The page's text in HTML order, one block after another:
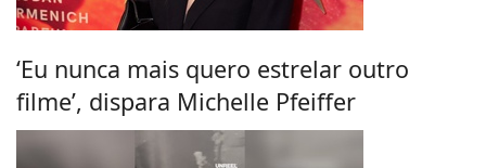
‘Eu nunca mais quero estrelar outro
filme’, dispara Michelle Pfeiffer